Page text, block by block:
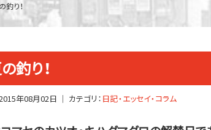
釣り！
釣り！
年08月02日 ｜ カテゴリ： 日記・エッセイ・コラム